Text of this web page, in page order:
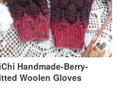
Handmade-Berry-
Woolen Gloves